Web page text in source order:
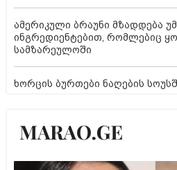
ამერიკული ბრაუნი მზადდება
ინგრედიენტებით, რომლებიც
სამზარეულოში
ხორცის ბურთები ნაღების